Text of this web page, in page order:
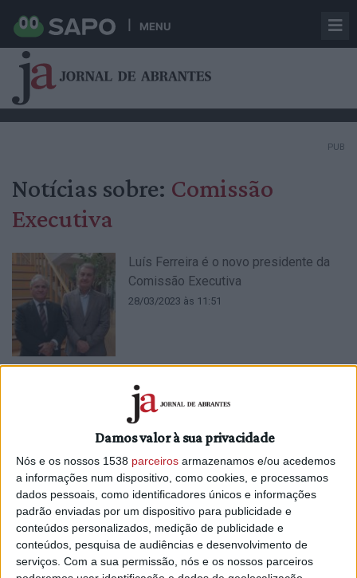
Damos valor à sua privacidade
Nós e os nossos 1538 parceiros armazenamos e/ou acedemos
a informações num dispositivo, como cookies, e processamos
dados pessoais, como identificadores únicos e informações
padrão enviadas por um dispositivo para publicidade e
conteúdos personalizados, medição de publicidade e
conteúdos, pesquisa de audiências e desenvolvimento de
serviços. Com a sua permissão, nós e os nossos parceiros
MENU
PUB
Notícias sobre: Comissão
Executiva
Luís Ferreira é o novo presidente da
Comissão Executiva
28/03/2023 às 11:51
Comissão Executiva já prepara
Centenário da Associação Humanitária
dos Bombeiros (C/ ÁUDIO E FOTOS)
1/05/2022 às 18:29